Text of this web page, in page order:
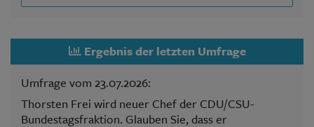
Ergebnis der letzten Umfrage
Umfrage vom 23.07.2026:
Thorsten Frei wird neuer Chef der CDU/CSU-
Bundestagsfraktion. Glauben Sie, dass er